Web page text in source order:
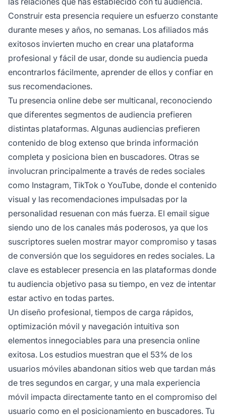
Construir esta presencia requiere un esfuerzo constante
durante meses y años, no semanas. Los afiliados más
exitosos invierten mucho en crear una plataforma
profesional y fácil de usar, donde su audiencia pueda
encontrarlos fácilmente, aprender de ellos y confiar en
sus recomendaciones.
Tu presencia online debe ser multicanal, reconociendo
que diferentes segmentos de audiencia prefieren
distintas plataformas. Algunas audiencias prefieren
contenido de blog extenso que brinda información
completa y posiciona bien en buscadores. Otras se
involucran principalmente a través de redes sociales
como Instagram, TikTok o YouTube, donde el contenido
visual y las recomendaciones impulsadas por la
personalidad resuenan con más fuerza. El email sigue
siendo uno de los canales más poderosos, ya que los
suscriptores suelen mostrar mayor compromiso y tasas
de conversión que los seguidores en redes sociales. La
clave es establecer presencia en las plataformas donde
tu audiencia objetivo pasa su tiempo, en vez de intentar
estar activo en todas partes.
Un diseño profesional, tiempos de carga rápidos,
optimización móvil y navegación intuitiva son
elementos innegociables para una presencia online
exitosa. Los estudios muestran que el 53% de los
usuarios móviles abandonan sitios web que tardan más
de tres segundos en cargar, y una mala experiencia
móvil impacta directamente tanto en el compromiso del
usuario como en el posicionamiento en buscadores. Tu